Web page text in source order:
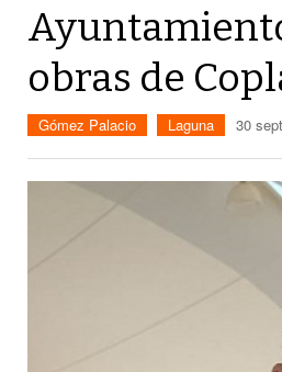
obras de
Gómez Palacio Laguna 30